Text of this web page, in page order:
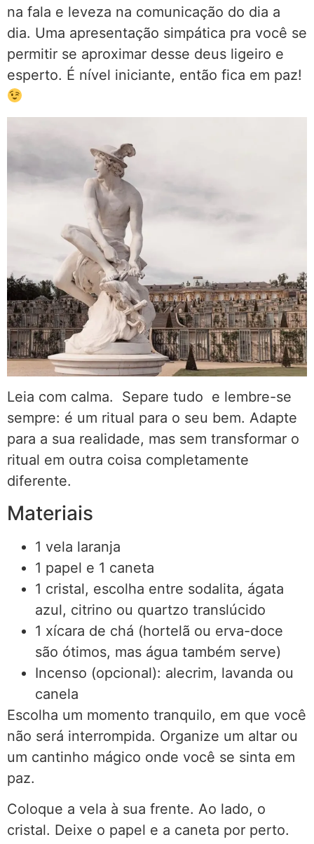
na fala e leveza na comunicação do dia a
dia. Uma apresentação simpática pra você se
permitir se aproximar desse deus ligeiro e
esperto. É nível iniciante, então fica em paz!
Leia com calma. Separe tudo e lembre-se
sempre: é um ritual para o seu bem. Adapte
para a sua realidade, mas sem transformar o
ritual em outra coisa completamente
diferente.
Materiais
1 vela laranja
1 papel e 1 caneta
1 cristal, escolha entre sodalita, ágata
azul, citrino ou quartzo translúcido
1 xícara de chá (hortelã ou erva-doce
são ótimos, mas água também serve)
Incenso (opcional): alecrim, lavanda ou
canela
Escolha um momento tranquilo, em que você
não será interrompida. Organize um altar ou
um cantinho mágico onde você se sinta em
paz.
Coloque a vela à sua frente. Ao lado, o
cristal. Deixe o papel e a caneta por perto.